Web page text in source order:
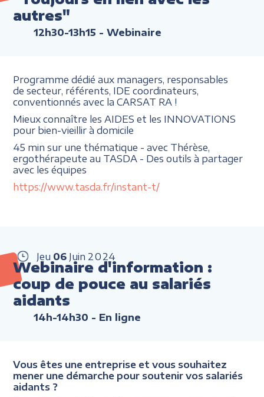
autres"
12h30-13h15 - Webinaire
Programme dédié aux managers, responsables
de secteur, référents, IDE coordinateurs,
conventionnés avec la CARSAT RA !
Mieux connaître les AIDES et les INNOVATIONS
pour bien-vieillir à domicile
45 min sur une thématique - avec Thérèse,
ergothérapeute au TASDA - Des outils à partager
avec les équipes
https://www.tasda.fr/instant-t/
Jeu 06 Juin 2024
Webinaire d'information :
coup de pouce au salariés
aidants
14h-14h30 - En ligne
Vous êtes une entreprise et vous souhaitez
mener une démarche pour soutenir vos salariés
aidants ?